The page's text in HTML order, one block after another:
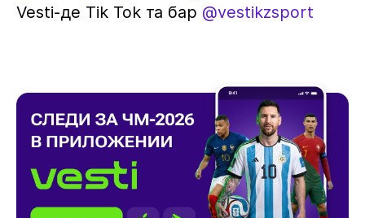
Vesti-де Tik Tok та бар @vestikzsport